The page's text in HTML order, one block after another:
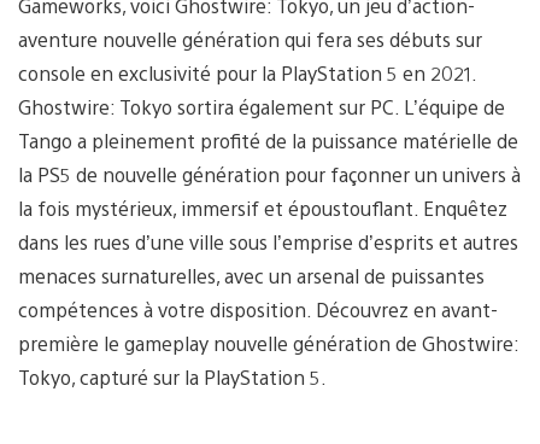
aventure nouvelle génération qui fera ses débuts sur
console en exclusivité pour la PlayStation 5 en 2021.
Ghostwire: Tokyo sortira également sur PC. L’équipe de
Tango a pleinement profité de la puissance matérielle de
la PS5 de nouvelle génération pour façonner un univers à
la fois mystérieux, immersif et époustouflant. Enquêtez
dans les rues d’une ville sous l’emprise d’esprits et autres
menaces surnaturelles, avec un arsenal de puissantes
compétences à votre disposition. Découvrez en avant-
première le gameplay nouvelle génération de Ghostwire:
Tokyo, capturé sur la PlayStation 5.